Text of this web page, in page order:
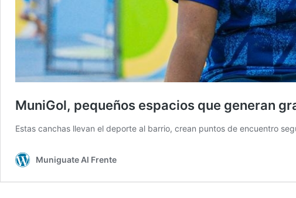
MuniGol, pequeños espacios que generan
Estas canchas llevan el deporte al barrio, crean puntos de encuentro
Muniguate Al Frente